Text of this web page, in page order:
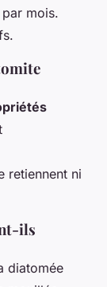
mois.
retiennent ni
ils
diatomée